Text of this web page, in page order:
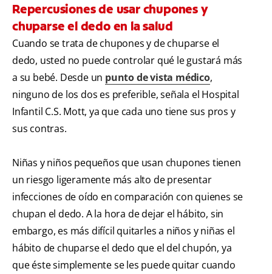
Repercusiones de usar chupones y
chuparse el dedo en la salud
Cuando se trata de chupones y de chuparse el
dedo, usted no puede controlar qué le gustará más
a su bebé. Desde un punto de vista médico,
ninguno de los dos es preferible, señala el Hospital
Infantil C.S. Mott, ya que cada uno tiene sus pros y
sus contras.
Niñas y niños pequeños que usan chupones tienen
un riesgo ligeramente más alto de presentar
infecciones de oído en comparación con quienes se
chupan el dedo. A la hora de dejar el hábito, sin
embargo, es más difícil quitarles a niños y niñas el
hábito de chuparse el dedo que el del chupón, ya
que éste simplemente se les puede quitar cuando